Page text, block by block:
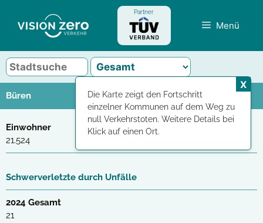
springen
Menü
Partner
Büren
Einwohner
21.524
Schwerverletzte durch Unfälle
2024 Gesamt
21
Die Karte zeigt den Fortschritt
einzelner Kommunen auf dem Weg zu
null Verkehrstoten. Weitere Details bei
Klick auf einen Ort.
X